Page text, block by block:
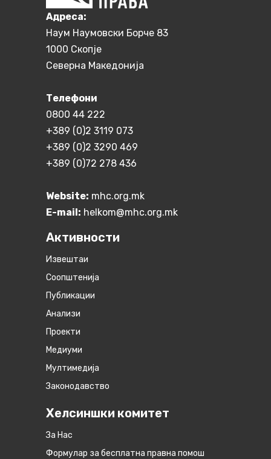
Aдреса:
Наум Наумовски Борче 83
1000 Скопје
Северна Македонија
Телефони
0800 44 222
+389 (0)2 3119 073
+389 (0)2 3290 469
+389 (0)72 278 436
Website: mhc.org.mk
E-mail: helkom@mhc.org.mk
Активности
Извештаи
Соопштенија
Публикации
Анализи
Проекти
Медиуми
Мултимедија
Законодавство
Хелсиншки комитет
За Нас
Формулар за бесплатна правна помош